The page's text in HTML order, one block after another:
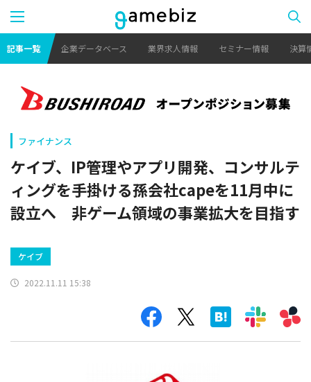
記事一覧 企業データベース 業界求人情報 セミナー情報 決算
ファイナンス
ケイブ、IP管理やアプリ開発、コンサルテ
ィングを手掛ける孫会社capeを11月中に
設立へ 非ゲーム領域の事業拡大を目指す
ケイブ
2022.11.11 15:38